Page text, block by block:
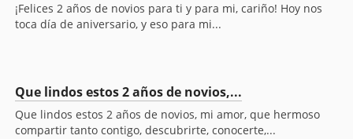
¡Felices 2 años de novios para ti y para mi, cariño! Hoy nos
toca día de aniversario, y eso para mi...
Que lindos estos 2 años de novios,...
Que lindos estos 2 años de novios, mi amor, que hermoso
compartir tanto contigo, descubrirte, conocerte,...